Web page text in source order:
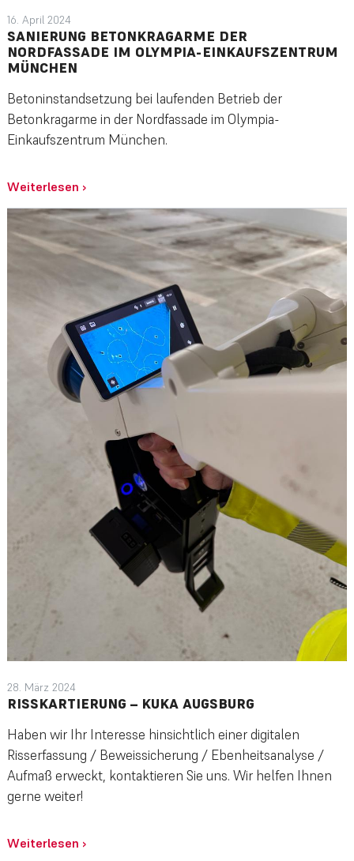
16. April 2024
SANIERUNG BETONKRAGARME DER
NORDFASSADE IM OLYMPIA-EINKAUFSZENTRUM
MÜNCHEN
Betoninstandsetzung bei laufenden Betrieb der
Betonkragarme in der Nordfassade im Olympia-
Einkaufszentrum München.
Weiterlesen ›
28. März 2024
RISSKARTIERUNG – KUKA AUGSBURG
Haben wir Ihr Interesse hinsichtlich einer digitalen
Risserfassung / Beweissicherung / Ebenheitsanalyse /
Aufmaß erweckt, kontaktieren Sie uns. Wir helfen Ihnen
gerne weiter!
Weiterlesen ›